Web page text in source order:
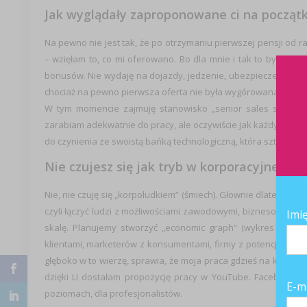
Jak wyglądały zaproponowane ci na
Na pewno nie jest tak, że po otrzymaniu pierwszej pensji od
– wzięłam to, co mi oferowano. Bo dla mnie i tak to był
bonusów. Nie wydaję na dojazdy, jedzenie, ubezpieczenie,
chociaż na pewno pierwsza oferta nie była wygórowana.
W tym momencie zajmuję stanowisko „senior sales
zarabiam adekwatnie do pracy, ale oczywiście jak każdy –
do czynienia ze swoistą bańką technologiczną, która sztucznie
Nie czujesz się jak tryb w korporacyjnej
Nie, nie czuję się „korpoludkiem” (śmiech). Głownie dlatego,
czyli łączyć ludzi z możliwościami zawodowymi,
skalę. Planujemy stworzyć „economic graph” (wykres
klientami, marketerów z konsumentami, firmy z
głęboko w to wierzę, sprawia, że moja praca gdzieś na koniec
dzięki LI dostałam propozycję pracy w YouTube. Facebook
poziomach, dla profesjonalistów.
E-